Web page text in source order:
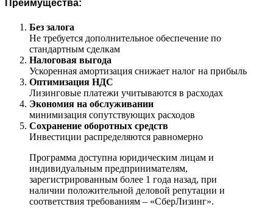
Преимущества:
Без залога
Не требуется дополнительное обеспечение по
стандартным сделкам
Налоговая выгода
Ускоренная амортизация снижает налог на прибыль
Оптимизация НДС
Лизинговые платежи учитываются в расходах
Экономия на обслуживании
минимизация сопутствующих расходов
Сохранение оборотных средств
Инвестиции распределяются равномерно
Программа доступна юридическим лицам и
индивидуальным предпринимателям,
зарегистрированным более 1 года назад, при
наличии положительной деловой репутации и
соответствия требованиям – «СберЛизинг».